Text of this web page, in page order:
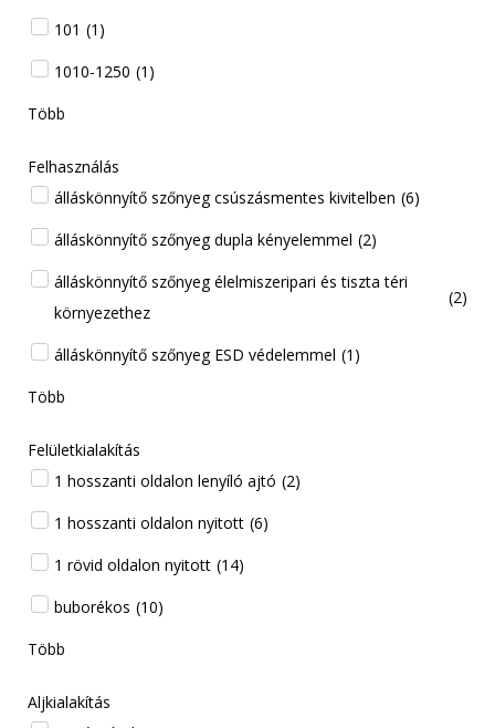
101 (1 )
1010-1250 (1 )
Több
Felhasználás
álláskönnyítő szőnyeg csúszásmentes kivitelben (6)
álláskönnyítő szőnyeg dupla kényelemmel (2)
álláskönnyítő szőnyeg élelmiszeripari és tiszta téri
környezethez
(2)
álláskönnyítő szőnyeg ESD védelemmel (1 )
Több
Felületkialakítás
1 hosszanti oldalon lenyíló ajtó (2)
1 hosszanti oldalon nyitott (6)
1 rövid oldalon nyitott (14)
buborékos (10)
Több
Aljkialakítás